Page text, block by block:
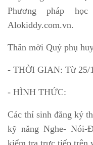
Phương pháp
Alokiddy.com.vn.
Thân mời Quý phụ
- THỜI GIAN: Từ 25/
- HÌNH THỨC:
Các thí sinh đăng ký
kỹ năng Nghe- Nói-